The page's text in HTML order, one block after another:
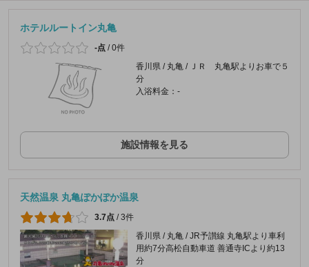
ホテルルートイン丸亀
-点 /0件
香川県 / 丸亀 / ＪＲ 丸亀駅よりお車で５
分
入浴料金：-
施設情報を見る
天然温泉 丸亀ぽかぽか温泉
3.7点 /3件
香川県 / 丸亀 / JR予讃線 丸亀駅より車利
用約7分高松自動車道 善通寺ICより約13
分